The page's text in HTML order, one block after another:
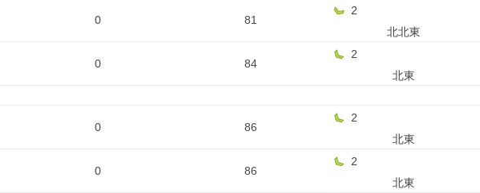
0 81
2
北北東
0 84
2
北東
0 86
2
北東
0 86
2
北東